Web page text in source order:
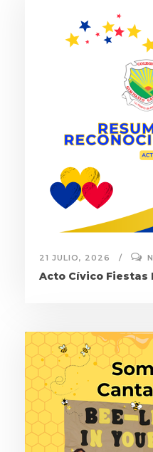
21 JULIO, 2026
Acto Cívico Fiestas